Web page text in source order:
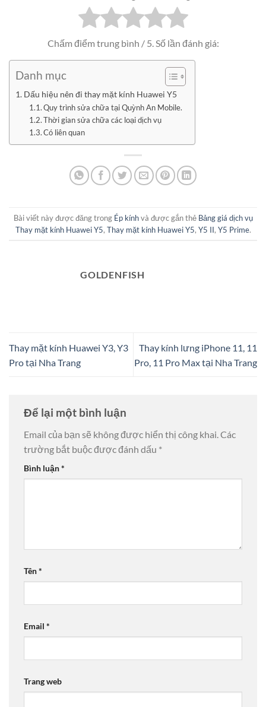
Chấm điểm trung bình / 5. Số lần đánh giá:
Danh mục
Dấu hiệu nên đi thay mặt kính Huawei Y5
Quy trình sửa chữa tại Quỳnh An Mobile.
Thời gian sửa chữa các loại dịch vụ
Có liên quan
Bài viết này được đăng trong Ép kínhvà được gắn thẻ Bảng giá dịch vụ
Thay mặt kính Huawei Y5, Thay mặt kính Huawei Y5, Y5 II, Y5 Prime.
GOLDENFISH
Thay mặt kính Huawei Y3, Y3
Pro tại Nha Trang
Thay kính lưng iPhone 11, 11
Pro, 11 Pro Max tại Nha Trang
Để lại một bình luận
Email của bạn sẽ không được hiển thị công khai.Các
trường bắt buộc được đánh dấu *
Bình luận*
Tên*
Email *
Trang web